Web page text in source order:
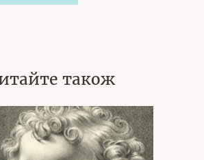
також